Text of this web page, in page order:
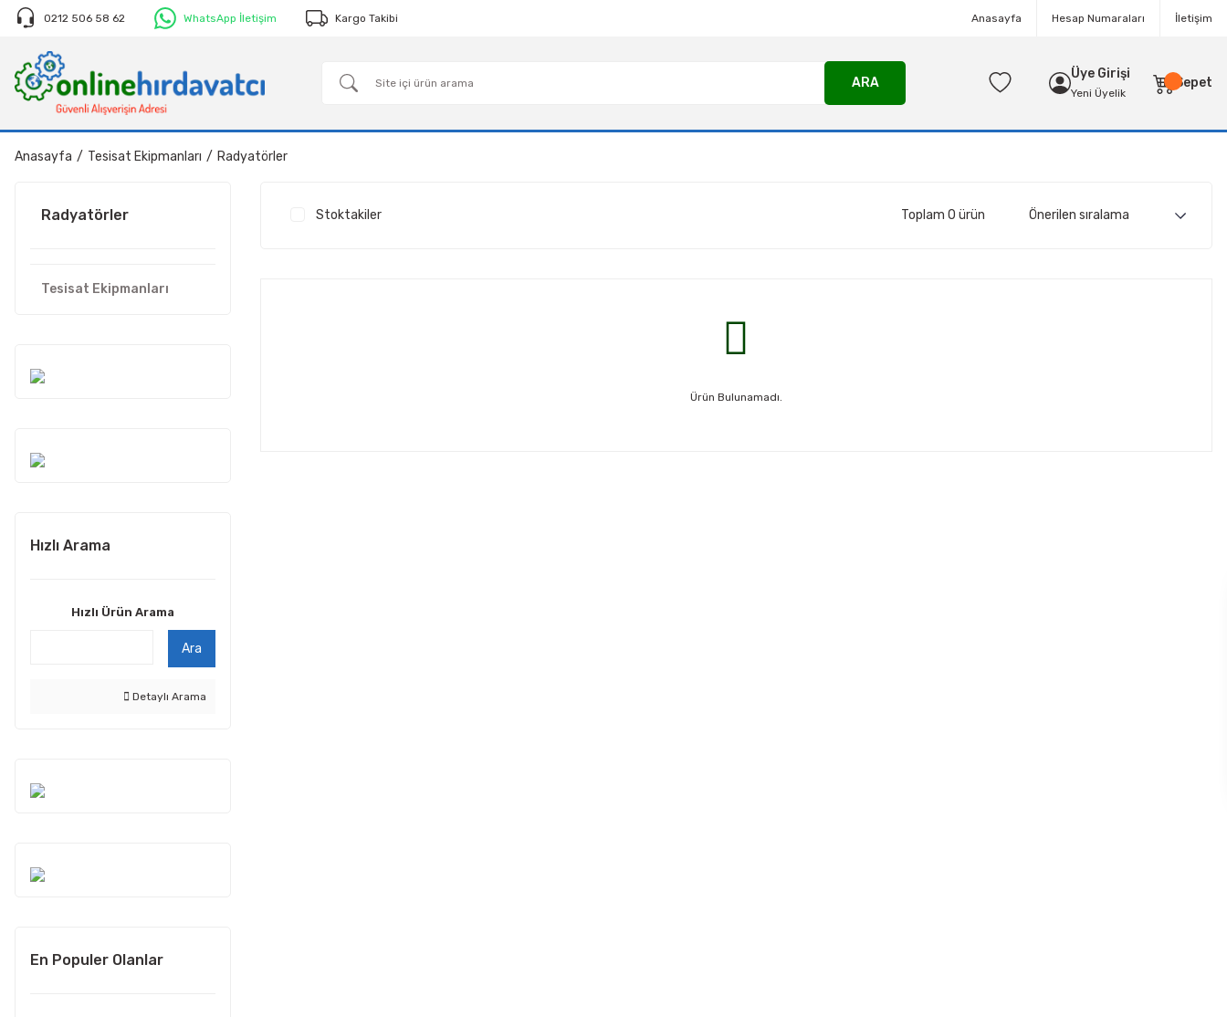
0212 506 58 62 WhatsApp İletişim Kargo Takibi Anasayfa Hesap Numaraları İletişim
ARA
Üye Girişi
Yeni Üyelik
Sepet
Anasayfa Tesisat Ekipmanları Radyatörler
Radyatörler
Tesisat Ekipmanları
Hızlı Arama
Hızlı Ürün Arama
Ara
Detaylı Arama
En Populer Olanlar
Stoktakiler Toplam 0 ürün
Ürün Bulunamadı.